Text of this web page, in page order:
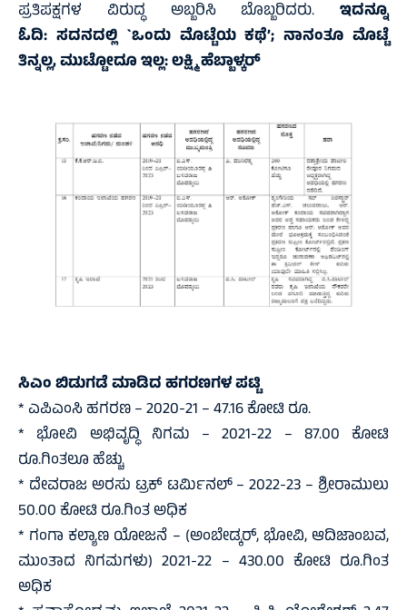
ಪ್ರತಿಪಕ್ಷಗಳ ವಿರುದ್ಧ ಅಬ್ಬರಿಸಿ ಬೊಬ್ಬರಿದರು. ಇದನ್ನೂ
ಓದಿ: ಸದನದಲ್ಲಿ `ಒಂದು ಮೊಟ್ಟೆಯ ಕಥೆ’; ನಾನಂತೂ ಮೊಟ್ಟೆ
ತಿನ್ನಲ್ಲ, ಮುಟ್ಟೋದೂ ಇಲ್ಲ: ಲಕ್ಷ್ಮಿ ಹೆಬ್ಬಾಳ್ಕರ್‌
ಸಿಎಂ ಬಿಡುಗಡೆ ಮಾಡಿದ ಹಗರಣಗಳ ಪಟ್ಟಿ
* ಎಪಿಎಂಸಿ ಹಗರಣ – 2020-21 – 47.16 ಕೋಟಿ ರೂ.
* ಭೋವಿ ಅಭಿವೃದ್ಧಿ ನಿಗಮ – 2021-22 – 87.00 ಕೋಟಿ
ರೂ.ಗಿಂತಲೂ ಹೆಚ್ಚು
* ದೇವರಾಜ ಅರಸು ಟ್ರಕ್ ಟರ್ಮಿನಲ್ – 2022-23 – ಶ್ರೀರಾಮುಲು
50.00 ಕೋಟಿ ರೂ.ಗಿಂತ ಅಧಿಕ
* ಗಂಗಾ ಕಲ್ಯಾಣ ಯೋಜನೆ – (ಅಂಬೇಡ್ಕರ್, ಭೋವಿ, ಆದಿಜಾಂಬವ,
ಮುಂತಾದ ನಿಗಮಗಳು) 2021-22 – 430.00 ಕೋಟಿ ರೂ.ಗಿಂತ
ಅಧಿಕ